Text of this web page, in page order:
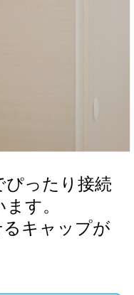
ったり接続
す。
キャップが